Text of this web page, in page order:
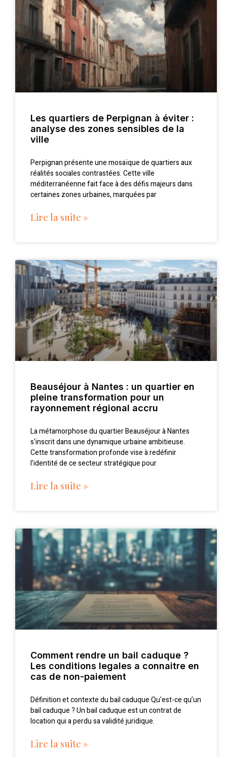
Les quartiers de Perpignan à éviter :
analyse des zones sensibles de la
ville
Perpignan présente une mosaïque de quartiers aux
réalités sociales contrastées. Cette ville
méditerranéenne fait face à des défis majeurs dans
certaines zones urbaines, marquées par
Lire la suite »
Beauséjour à Nantes : un quartier en
pleine transformation pour un
rayonnement régional accru
La métamorphose du quartier Beauséjour à Nantes
s'inscrit dans une dynamique urbaine ambitieuse.
Cette transformation profonde vise à redéfinir
l'identité de ce secteur stratégique pour
Lire la suite »
Comment rendre un bail caduque ?
Les conditions legales a connaitre en
cas de non-paiement
Définition et contexte du bail caduque Qu’est-ce qu’un
bail caduque ? Un bail caduque est un contrat de
location qui a perdu sa validité juridique.
Lire la suite »